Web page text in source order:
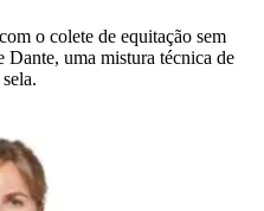
o colete de equitação sem
Dante, uma mistura técnica de